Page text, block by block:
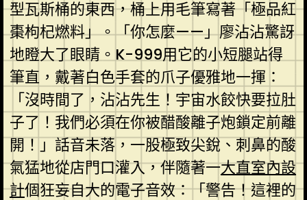
型瓦斯桶的東西，桶上用毛筆寫著「極品紅
棗枸杞燃料」。「你怎麼——」廖沾沾驚訝
地瞪大了眼睛。K-999用它的小短腿站得
筆直，戴著白色手套的爪子優雅地一揮：
「沒時間了，沾沾先生！宇宙水餃快要拉肚
子了！我們必須在你被醋酸離子炮鎖定前離
開！」話音未落，一股極致尖銳、刺鼻的酸
氣猛地從店門口灌入，伴隨著一大直室內設
計個狂妄自大的電子音效：「警告！這裡的